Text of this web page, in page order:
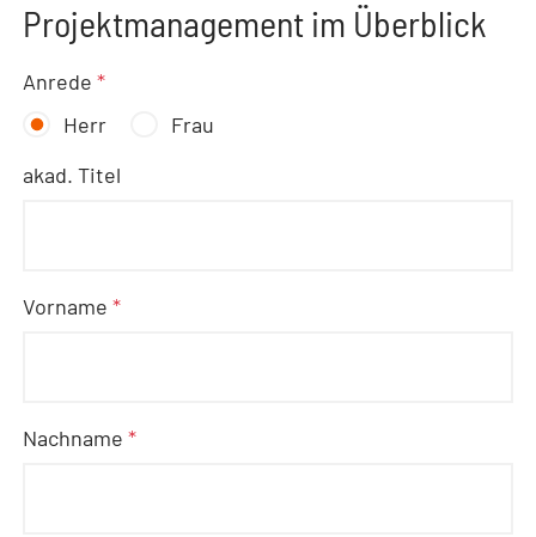
Projektmanagement im Überblick
Anrede*
Herr
Frau
akad. Titel
Vorname*
Nachname*